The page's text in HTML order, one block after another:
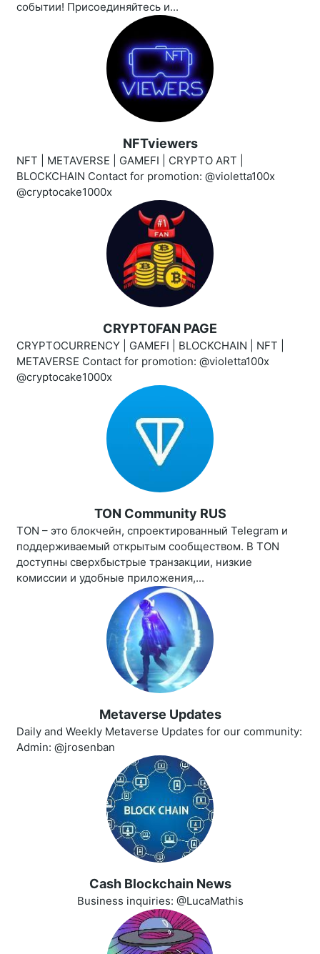
событии! Присоединяйтесь и...
NFTviewers
NFT | METAVERSE | GAMEFI | CRYPTO ART |
BLOCKCHAIN Contact for promotion: @violetta100x
@cryptocake1000x
CRYPT0FAN PAGE
CRYPTOCURRENCY | GAMEFI | BLOCKCHAIN | NFT |
METAVERSE Contact for promotion: @violetta100x
@cryptocake1000x
TON Community RUS
TON – это блокчейн, спроектированный Telegram и
поддерживаемый открытым сообществом. В TON
доступны сверхбыстрые транзакции, низкие
комиссии и удобные приложения,...
Metaverse Updates
Daily and Weekly Metaverse Updates for our community:
Admin: @jrosenban
Cash Blockchain News
Business inquiries: @LucaMathis